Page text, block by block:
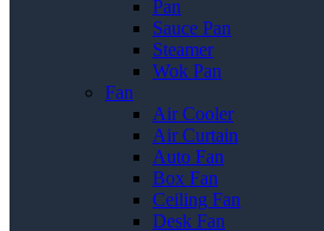
Pan
Sauce Pan
Steamer
Wok Pan
Fan
Air Cooler
Air Curtain
Auto Fan
Box Fan
Ceiling Fan
Desk Fan